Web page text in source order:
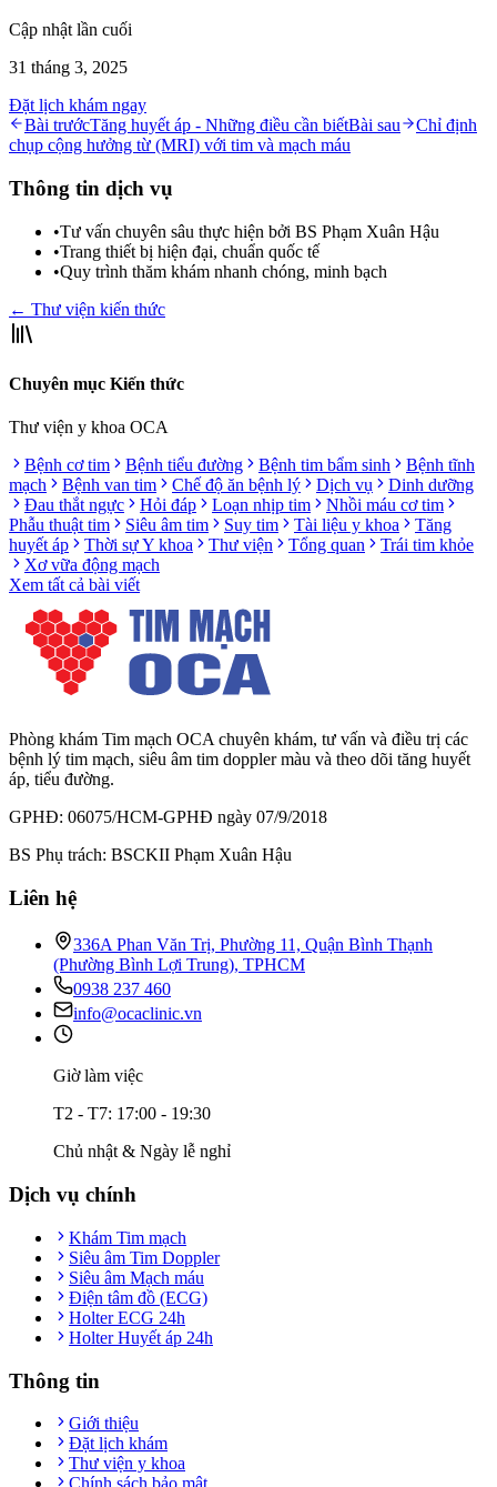
Cập nhật lần cuối
31 tháng 3, 2025
Đặt lịch khám ngay
Bài trướcTăng huyết áp - Những điều cần biếtBài sau
Chỉ định
chụp cộng hưởng từ (MRI) với tim và mạch máu
Thông tin dịch vụ
•Tư vấn chuyên sâu thực hiện bởi BS Phạm Xuân Hậu
•Trang thiết bị hiện đại, chuẩn quốc tế
•Quy trình thăm khám nhanh chóng, minh bạch
← Thư viện kiến thức
Chuyên mục Kiến thức
Thư viện y khoa OCA
Bệnh cơ tim
Bệnh tiểu đường Bệnh tim bẩm sinh
Bệnh tĩnh
mạch
Bệnh van tim Chế độ ăn bệnh lý Dịch vụ
Dinh dưỡng
Đau thắt ngực
Hỏi đáp Loạn nhịp tim
Nhồi máu cơ tim
Phẫu thuật tim
Siêu âm tim Suy tim Tài liệu y khoa
Tăng
huyết áp
Thời sự Y khoa Thư viện Tổng quan
Trái tim khỏe
Xơ vữa động mạch
Xem tất cả bài viết
Phòng khám Tim mạch OCA chuyên khám, tư vấn và điều trị các
bệnh lý tim mạch, siêu âm tim doppler màu và theo dõi tăng huyết
áp, tiểu đường.
GPHĐ: 06075/HCM-GPHĐ ngày 07/9/2018
BS Phụ trách: BSCKII Phạm Xuân Hậu
Liên hệ
336A Phan Văn Trị, Phường 11, Quận Bình Thạnh
(Phường Bình Lợi Trung), TPHCM
0938 237 460
info@ocaclinic.vn
Giờ làm việc
T2 - T7: 17:00 - 19:30
Chủ nhật & Ngày lễ nghỉ
Dịch vụ chính
Khám Tim mạch
Siêu âm Tim Doppler
Siêu âm Mạch máu
Điện tâm đồ (ECG)
Holter ECG 24h
Holter Huyết áp 24h
Thông tin
Giới thiệu
Đặt lịch khám
Thư viện y khoa